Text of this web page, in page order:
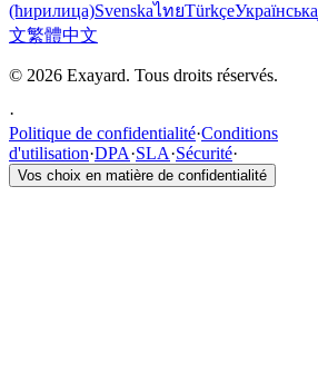
(ћирилица)SvenskaไทยTürkçeУкраїнська
文繁體中文
© 2026 Exayard. Tous droits réservés.
·
Politique de confidentialité·Conditions
d'utilisation·DPA·SLA·Sécurité·
Vos choix en matière de confidentialité